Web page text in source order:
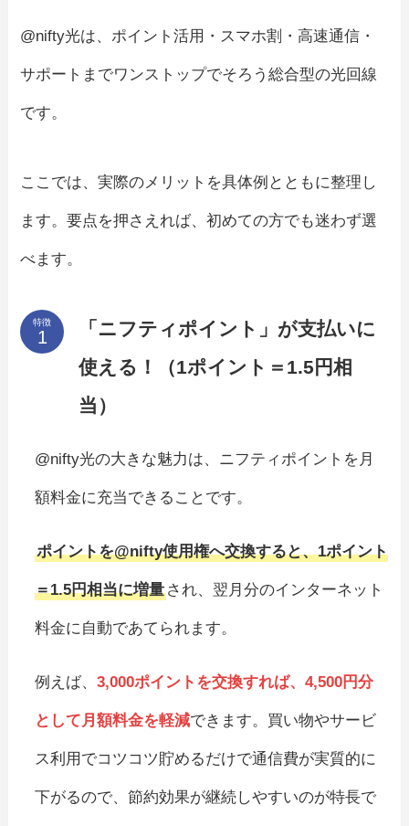
@nifty光は、ポイント活用・スマホ割・高速通信・
サポートまでワンストップでそろう総合型の光回線
です。
ここでは、実際のメリットを具体例とともに整理し
ます。要点を押さえれば、初めての方でも迷わず選
べます。
特徴
「ニフティポイント」が支払いに
使える！（1ポイント＝1.5円相
当）
@nifty光の大きな魅力は、ニフティポイントを月
額料金に充当できることです。
ポイントを@nifty使用権へ交換すると、1ポイント
＝1.5円相当に増量され、翌月分のインターネット
料金に自動であてられます。
例えば、3,000ポイントを交換すれば、4,500円分
として月額料金を軽減できます。買い物やサービ
ス利用でコツコツ貯めるだけで通信費が実質的に
下がるので、節約効果が継続しやすいのが特長で